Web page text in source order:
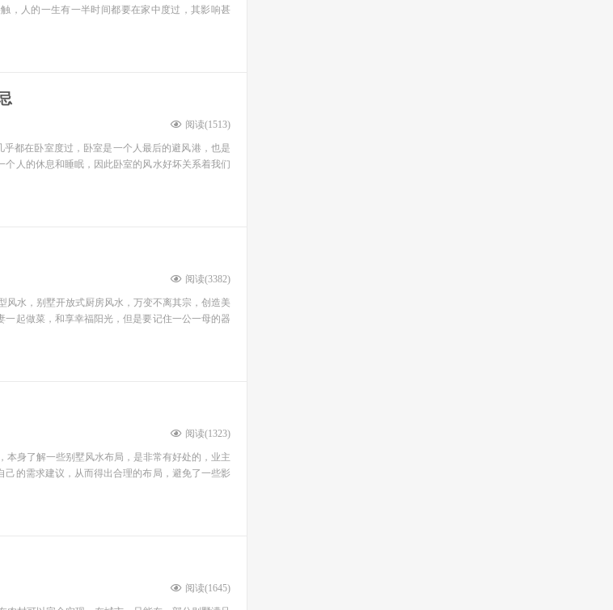
，人的一生有一半时间都要在家中度过，其影响甚
阅读(1513)
都在卧室度过，卧室是一个人最后的避风港，也是
人的休息和睡眠，因此卧室的风水好坏关系着我们
阅读(3382)
风水，别墅开放式厨房风水，万变不离其宗，创造美
起做菜，和享幸福阳光，但是要记住一公一母的器
阅读(1323)
本身了解一些别墅风水布局，是非常有好处的，业主
的需求建议，从而得出合理的布局，避免了一些影
阅读(1645)